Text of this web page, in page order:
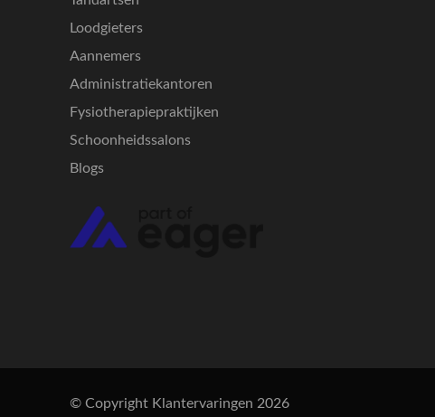
Loodgieters
Aannemers
Administratiekantoren
Fysiotherapiepraktijken
Schoonheidssalons
Blogs
© Copyright Klantervaringen 2026